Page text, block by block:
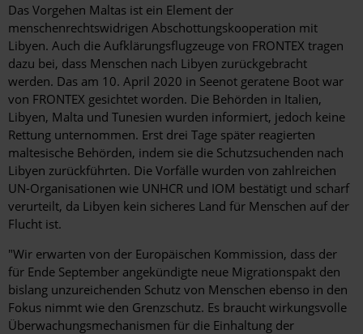
Das Vorgehen Maltas ist ein Element der
menschenrechtswidrigen Abschottungskooperation mit
Libyen. Auch die Aufklärungsflugzeuge von FRONTEX tragen
dazu bei, dass Menschen nach Libyen zurückgebracht
werden. Das am 10. April 2020 in Seenot geratene Boot war
von FRONTEX gesichtet worden. Die Behörden in Italien,
Libyen, Malta und Tunesien wurden informiert, jedoch keine
Rettung unternommen. Erst drei Tage später reagierten
maltesische Behörden, indem sie die Schutzsuchenden nach
Libyen zurückführten. Die Vorfälle wurden von zahlreichen
UN-Organisationen wie UNHCR und IOM bestätigt und scharf
verurteilt, da Libyen kein sicheres Land für Menschen auf der
Flucht ist.
"Wir erwarten von der Europäischen Kommission, dass der
für Ende September angekündigte neue Migrationspakt den
bislang unzureichenden Schutz von Menschen ebenso in den
Fokus nimmt wie den Grenzschutz. Es braucht wirkungsvolle
Überwachungsmechanismen für die Einhaltung der